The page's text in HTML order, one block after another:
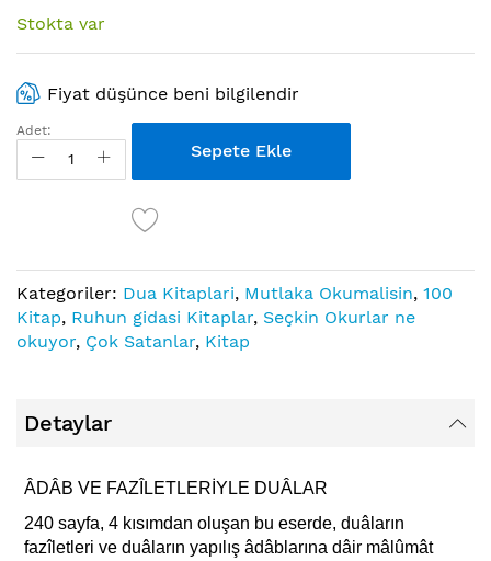
Stokta var
Fiyat düşünce beni bilgilendir
Adet:
Sepete Ekle
Kategoriler: Dua Kitaplari, Mutlaka Okumalisin, 100
Kitap, Ruhun gidasi Kitaplar, Seçkin Okurlar ne
okuyor, Çok Satanlar, Kitap
Detaylar
ÂDÂB VE FAZÎLETLERİYLE DUÂLAR
240 sayfa, 4 kısımdan oluşan bu eserde, duâların
fazîletleri ve duâların yapılış âdâblarına dâir mâlûmât